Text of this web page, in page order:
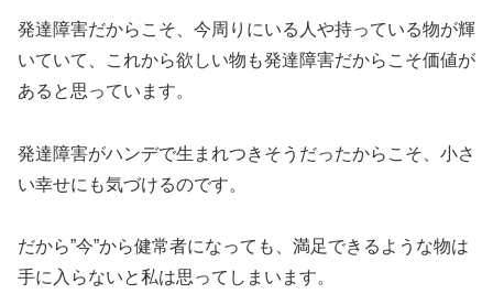
発達障害だからこそ、今周りにいる人や持っている物が輝
いていて、これから欲しい物も発達障害だからこそ価値が
あると思っています。
発達障害がハンデで生まれつきそうだったからこそ、小さ
い幸せにも気づけるのです。
だから”今”から健常者になっても、満足できるような物は
手に入らないと私は思ってしまいます。